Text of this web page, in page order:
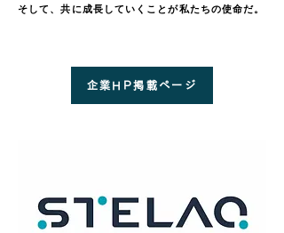
そして、共に成長していくことが私たちの使命だ。
企業HP掲載ページ​